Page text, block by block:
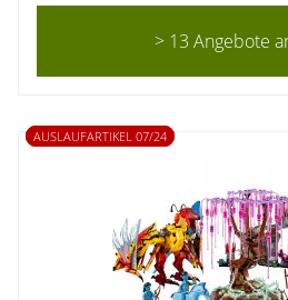
> 13 Angebote
AUSLAUFARTIKEL 07/24